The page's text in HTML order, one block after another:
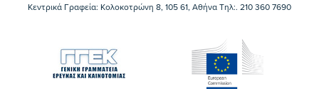
Κεντρικά Γραφεία: Kολοκοτρώνη 8, 105 61, Αθήνα Τηλ:. 210 360 7690